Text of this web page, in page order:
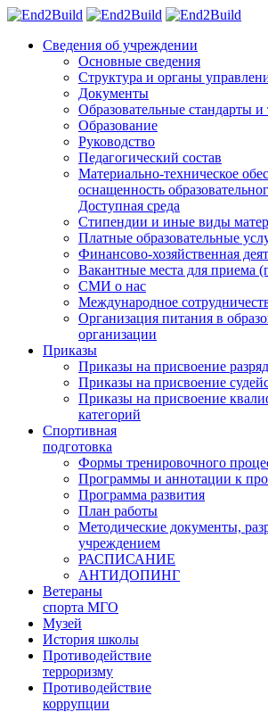
Сведения об учреждении
Основные сведения
Структура и органы
Документы
Образовательные стандарты и
Образование
Руководство
Педагогический состав
Материально-техническое
оснащенность
Доступная среда
Стипендии и иные виды
Платные образовательные
Финансово-хозяйственная
Вакантные места для приема
СМИ о нас
Международное
Организация питания в
организации
Приказы
Приказы на присвоение
Приказы на присвоение
Приказы на присвоение
категорий
Спортивная
подготовка
Формы тренировочного
Программы и аннотации к
Программа развития
План работы
Методические документы,
учреждением
РАСПИСАНИЕ
АНТИДОПИНГ
Ветераны
спорта МГО
Музей
История школы
Противодействие
терроризму
Противодействие
коррупции